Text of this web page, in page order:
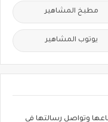
مطبخ المشاهير
يوتوب المشاهير
وتواصل رسالتها في